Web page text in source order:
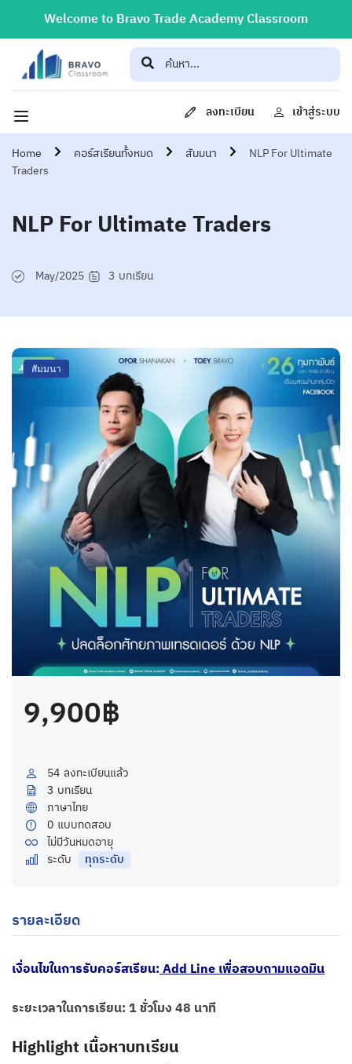
Welcome to Bravo Trade Academy Classroom
ลงทะเบียน เข้าสู่ระบบ
Home คอร์สเรียนทั้งหมด สัมมนา
NLP For Ultimate
Traders
NLP For Ultimate Traders
May/2025 3 บทเรียน
รายละเอียด
เงื่อนไขในการรับคอร์สเรียน:Add Line เพื่อสอบถามแอดมิน
ระยะเวลาในการเรียน: 1 ชั่วโมง 48 นาที
Highlight เนื้อหาบทเรียน
สัมมนา
9,900฿
54 ลงทะเบียนแล้ว
3 บทเรียน
ภาษาไทย
0 แบบทดสอบ
ไม่มีวันหมดอายุ
ระดับ
ทุกระดับ